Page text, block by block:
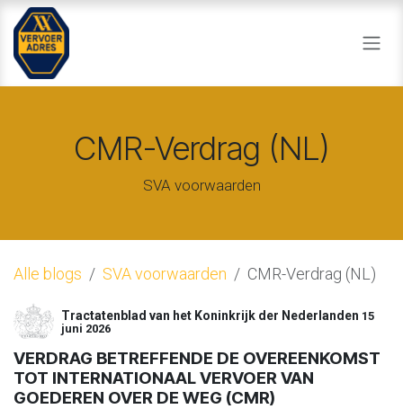
Overslaan naar inhoud
CMR-Verdrag (NL)
SVA voorwaarden
Alle blogs SVA voorwaarden CMR-Verdrag (NL)
Tractatenblad van het Koninkrijk der Nederlanden 15
juni 2026
VERDRAG BETREFFENDE DE OVEREENKOMST
TOT INTERNATIONAAL VERVOER VAN
GOEDEREN OVER DE WEG (CMR)